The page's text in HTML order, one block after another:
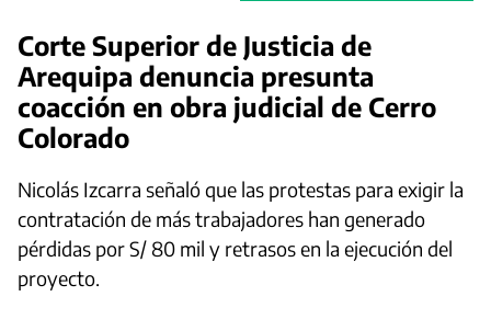
Corte Superior de Justicia de
Arequipa denuncia presunta
coacción en obra judicial de Cerro
Colorado
Nicolás Izcarra señaló que las protestas para exigir la
contratación de más trabajadores han generado
pérdidas por S/ 80 mil y retrasos en la ejecución del
proyecto.